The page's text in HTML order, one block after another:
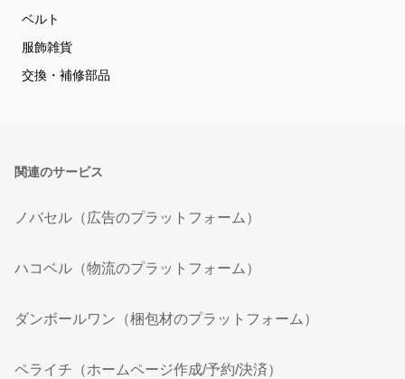
ベルト
服飾雑貨
交換・補修部品
関連のサービス
ノバセル（広告のプラットフォーム）
ハコベル（物流のプラットフォーム）
ダンボールワン（梱包材のプラットフォーム）
ペライチ（ホームページ作成/予約/決済）